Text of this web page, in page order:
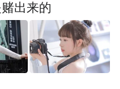
卫东）
在内的视频、图片或音
风号”用户上传并发
出来的